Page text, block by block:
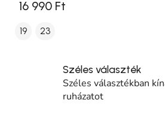
16 990 Ft
19 23
Széles választék
Széles választékban
ruházatot